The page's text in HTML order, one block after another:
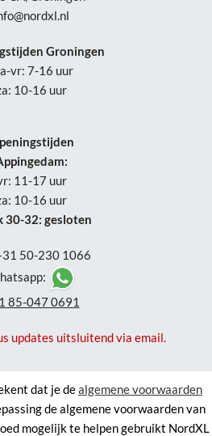
Groningen
vr: 7-16 uur
10-16 uur
11-17 uur
10-16 uur
30-32: gesloten
50-230 1066
85-047 0691
updates uitsluitend via email.
dat je dealgemene voorwaarden
de algemene voorwaarden van
mogelijk te helpen gebruikt NordXL